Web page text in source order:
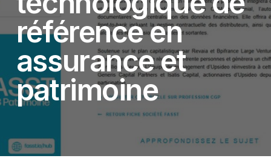
référence en
assurance et
patrimoine